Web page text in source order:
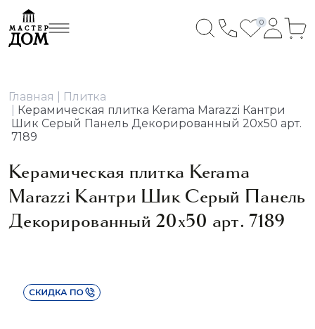
0
Главная
Плитка
Керамическая плитка Kerama Marazzi Кантри
Шик Серый Панель Декорированный 20x50 арт.
7189
Керамическая плитка Kerama
Marazzi Кантри Шик Серый Панель
Декорированный 20x50 арт. 7189